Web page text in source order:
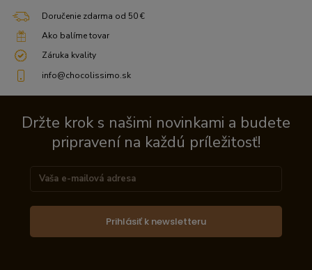
Doručenie zdarma od 50 €
Ako balíme tovar
Záruka kvality
info@chocolissimo.sk
Držte krok s našimi novinkami a budete
pripravení na každú príležitosť!
Prihlásiť k newsletteru